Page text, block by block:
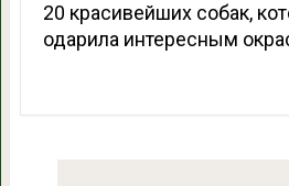
20 красивейших собак,
одарила интересным